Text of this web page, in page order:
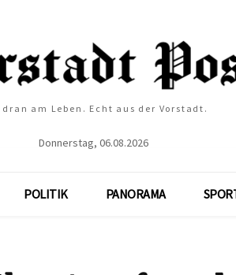
dran am Leben. Echt aus der Vorstadt.
Donnerstag, 06.08.2026
POLITIK PANORAMA